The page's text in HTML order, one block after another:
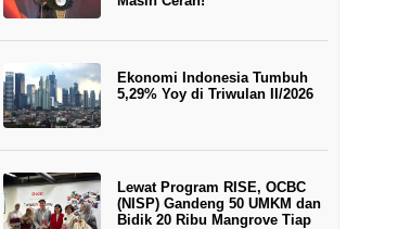
Ekonomi Indonesia Tumbuh
5,29% Yoy di Triwulan II/2026
Lewat Program RISE, OCBC
(NISP) Gandeng 50 UMKM dan
Bidik 20 Ribu Mangrove Tiap